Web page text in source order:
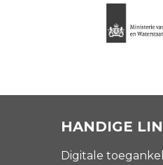
HANDIGE
Digitale